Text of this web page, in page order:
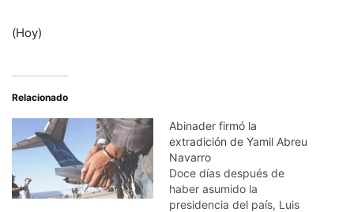
(Hoy)
Relacionado
Abinader firmó la
extradición de Yamil Abreu
Navarro
Doce días después de
haber asumido la
presidencia del país, Luis